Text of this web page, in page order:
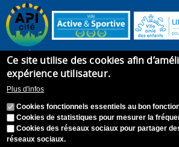
Accueil Plan du site
Ce site utilise des cookies afin
expérience utilisateur.
Plus d'infos
Cookies fonctionnels essentiels au bon
Cookies de statistiques pour mesurer la
Cookies des réseaux sociaux pour partager
réseaux sociaux.